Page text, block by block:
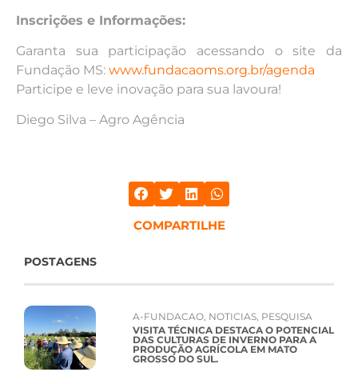
Inscrições e Informações:
Garanta sua participação acessando o site da
Fundação MS: www.fundacaoms.org.br/agenda
Participe e leve inovação para sua lavoura!
Diego Silva – Agro Agência
COMPARTILHE
POSTAGENS
A-FUNDACAO, NOTICIAS, PESQUISA
VISITA TÉCNICA DESTACA O POTENCIAL
DAS CULTURAS DE INVERNO PARA A
PRODUÇÃO AGRÍCOLA EM MATO
GROSSO DO SUL.